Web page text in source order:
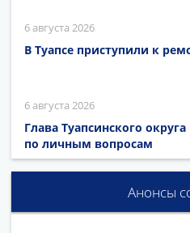
6 августа 2026
В Туапсе приступили к
6 августа 2026
Глава Туапсинского
по личным вопросам
Анонсы